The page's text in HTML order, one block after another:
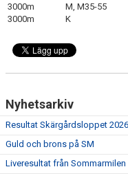
3000m
M, M35-55
3000m
K
Nyhetsarkiv
Resultat Skärgårdsloppet 2026
Guld och brons på SM
Liveresultat från Sommarmilen